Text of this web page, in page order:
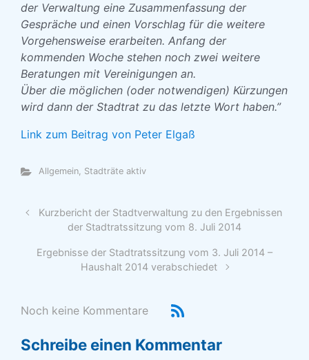
der Verwaltung eine Zusammenfassung der
Gespräche und einen Vorschlag für die weitere
Vorgehensweise erarbeiten. Anfang der
kommenden Woche stehen noch zwei weitere
Beratungen mit Vereinigungen an.
Über die möglichen (oder notwendigen) Kürzungen
wird dann der Stadtrat zu das letzte Wort haben.”
Link zum Beitrag von Peter Elgaß
Allgemein, Stadträte aktiv
Kurzbericht der Stadtverwaltung zu den Ergebnissen
der Stadtratssitzung vom 8. Juli 2014
Ergebnisse der Stadtratssitzung vom 3. Juli 2014 –
Haushalt 2014 verabschiedet
Noch keine Kommentare
Schreibe einen Kommentar